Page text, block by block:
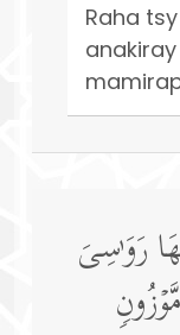
Raha
رَوَ ٰ⁠سِیَ